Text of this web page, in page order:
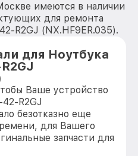
имеются в наличии
для ремонта
R2GJ (NX.HF9ER.035).
для Ноутбука
Ваше устройство
R2GJ
безотказно еще
для Вашего
запчасти для